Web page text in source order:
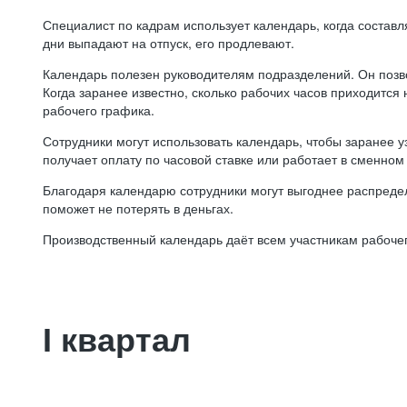
Специалист по кадрам использует календарь, когда
дни выпадают на отпуск, его продлевают.
Календарь полезен руководителям подразделений. Он
Когда заранее известно, сколько рабочих часов
рабочего графика.
Сотрудники могут использовать календарь, чтобы
получает оплату по часовой ставке или работает в
Благодаря календарю сотрудники могут выгоднее
поможет не потерять в деньгах.
Производственный календарь даёт всем участникам
I квартал